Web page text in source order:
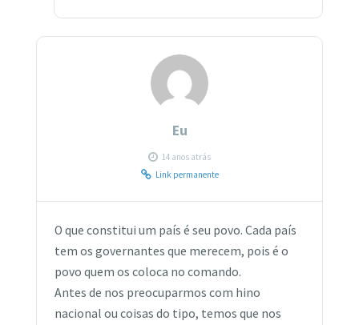
Eu
14 anos atrás
Link permanente
O que constitui um país é seu povo. Cada país
tem os governantes que merecem, pois é o
povo quem os coloca no comando.
Antes de nos preocuparmos com hino
nacional ou coisas do tipo, temos que nos